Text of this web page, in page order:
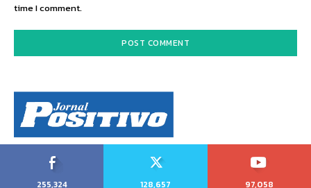
time I comment.
255,324
128,657
97,058